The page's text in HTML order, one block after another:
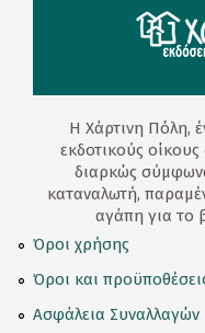
Η Χάρτινη Πόλη,
εκδοτικούς
διαρκώς
καταναλωτή,
αγάπη για το
Όροι χρήσης
Όροι και
Ασφάλεια Συναλλαγών